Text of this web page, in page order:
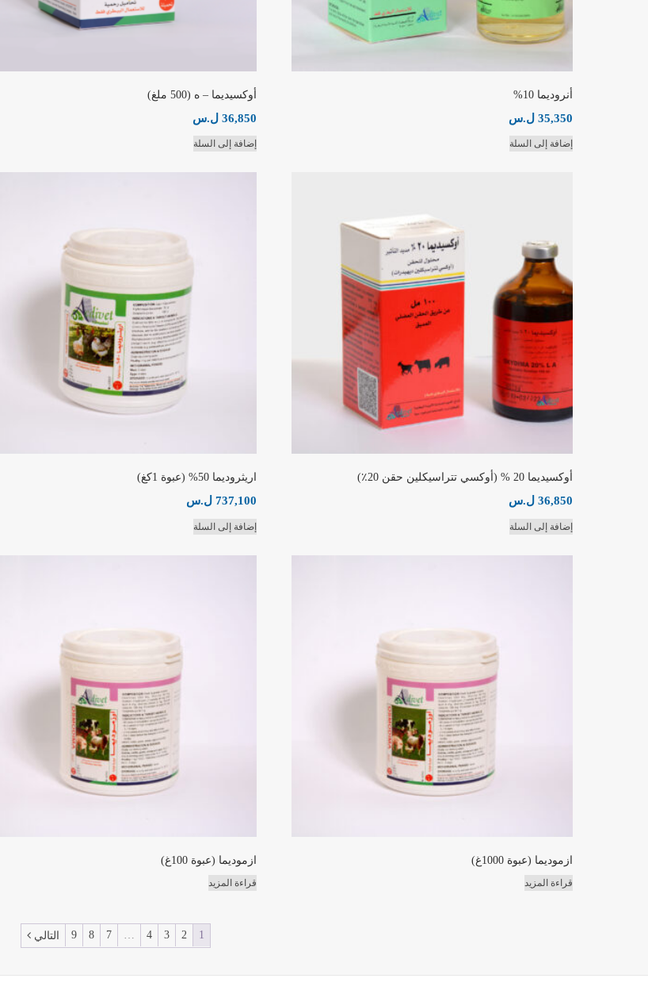
أنروديما 10%
35,350 ل.س
إضافة إلى السلة
أوكسيديما – ه (500 ملغ)
36,850 ل.س
إضافة إلى السلة
أوكسيديما 20 % (أوكسي تتراسيكلين حقن 20٪)
36,850 ل.س
إضافة إلى السلة
اريثروديما 50% (عبوة 1كغ)
737,100 ل.س
إضافة إلى السلة
ازموديما (عبوة 1000غ)
قراءة المزيد
ازموديما (عبوة 100غ)
قراءة المزيد
1
2
3
4
7
8
9 التالي